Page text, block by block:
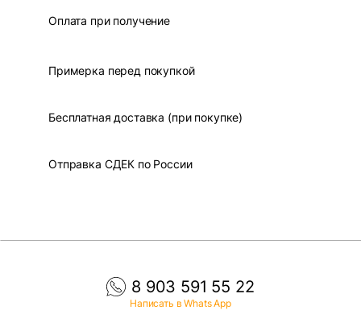
Оплата при получение
Примерка перед покупкой
Бесплатная доставка (при покупке)
Отправка СДЕК по России
8 903 591 55 22
Написать в Whats App